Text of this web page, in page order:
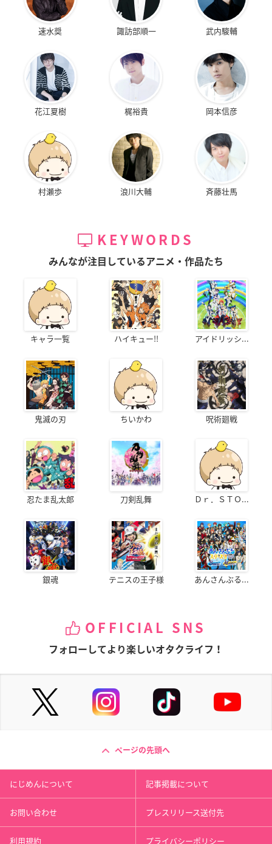
速水奨 諏訪部順一 武内駿輔
花江夏樹 梶裕貴 岡本信彦
村瀬歩 浪川大輔 斉藤壮馬
KEYWORDS
みんなが注目しているアニメ・作品たち
キャラ一覧 ハイキュー!! アイドリッシ...
鬼滅の刃 ちいかわ 呪術廻戦
忍たま乱太郎 刀剣乱舞 Ｄｒ．ＳＴＯ...
銀魂 テニスの王子様 あんさんぶる...
OFFICIAL SNS
フォローしてより楽しいオタクライフ！
ページの先頭へ
にじめんについて 記事掲載について
お問い合わせ プレスリリース送付先
利用規約 プライバシーポリシー